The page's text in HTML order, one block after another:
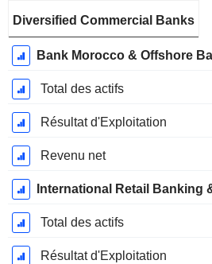
Fiscale:
Décembre
Diversified Commercial Banks
Bank Morocco & Offshore
Total des actifs
Résultat d'Exploitation
Revenu net
International Retail Banking
Total des actifs
Résultat d'Exploitation